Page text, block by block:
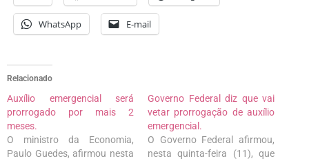
WhatsApp E-mail
Relacionado
Auxílio emergencial será
prorrogado por mais 2
meses.
O ministro da Economia,
Paulo Guedes, afirmou nesta
Governo Federal diz que vai
vetar prorrogação de auxílio
emergencial.
O Governo Federal afirmou,
nesta quinta-feira (11), que